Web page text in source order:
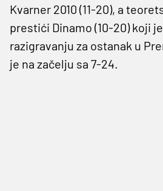
Kvarner 2010 (11-20), a
prestići Dinamo (10-20) koji
razigravanju za ostanak u
je na začelju sa 7-24.